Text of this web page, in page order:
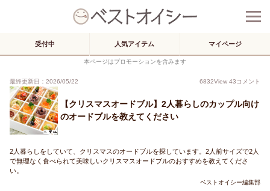
受付中 人気アイテム マイページ
本ページはプロモーションを含みます
最終更新日：2026/05/22 6832View 43コメント
【クリスマスオードブル】2人暮らしのカップル向け
のオードブルを教えてください
2人暮らしをしていて、クリスマスのオードブルを探しています。2人前サイズで2人
で無理なく食べられて美味しいクリスマスオードブルのおすすめを教えてくださ
い。
ベストオイシー編集部